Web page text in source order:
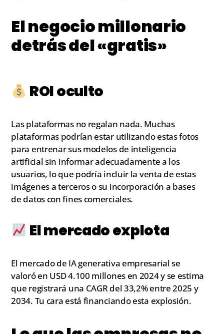
El negocio millonario
detrás del «gratis»
ROI oculto
Las plataformas no regalan nada. Muchas
plataformas podrían estar utilizando estas fotos
para entrenar sus modelos de inteligencia
artificial sin informar adecuadamente a los
usuarios, lo que podría incluir la venta de estas
imágenes a terceros o su incorporación a bases
de datos con fines comerciales.
El mercado explota
El mercado de IA generativa empresarial se
valoró en USD 4.100 millones en 2024 y se estima
que registrará una CAGR del 33,2% entre 2025 y
2034. Tu cara está financiando esta explosión.